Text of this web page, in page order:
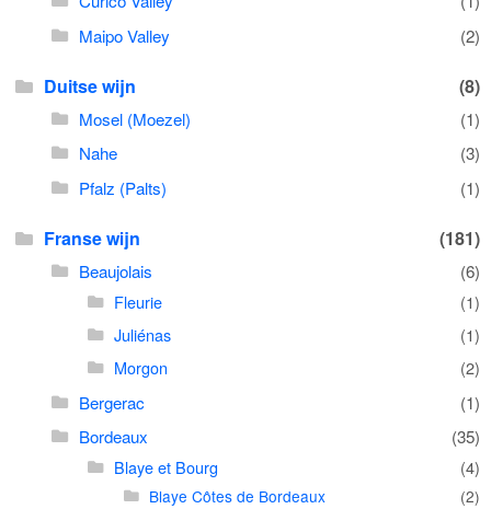
Maipo Valley
(2)
Duitse wijn (8)
Mosel (Moezel)
(1)
Nahe
(3)
Pfalz (Palts)
(1)
Franse wijn (181)
Beaujolais
(6)
Fleurie
(1)
Juliénas
(1)
Morgon
(2)
Bergerac
(1)
Bordeaux
(35)
Blaye et Bourg
(4)
Blaye Côtes de Bordeaux
(2)